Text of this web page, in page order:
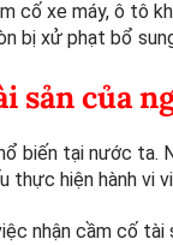
cố xe máy, ô tô
bị xử phạt bổ
sản của
biến tại nước ta.
thực hiện hành vi
nhận cầm cố tài